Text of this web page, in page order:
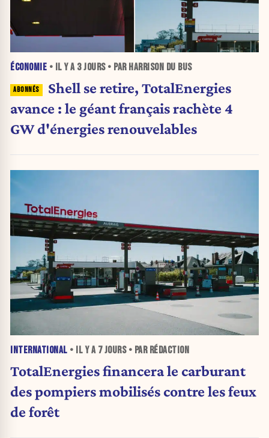
ÉCONOMIE • IL Y A 3 JOURS• PAR HARRISON DU BUS
Shell se retire, TotalEnergies
avance : le géant français rachète 4
GW d'énergies renouvelables
INTERNATIONAL • IL Y A 7 JOURS• PAR RÉDACTION
TotalEnergies financera le carburant
des pompiers mobilisés contre les feux
de forêt